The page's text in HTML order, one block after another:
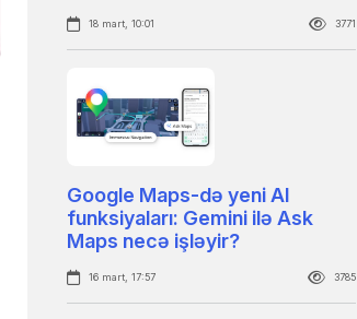
18 mart, 10:01 3771
Google Maps-də yeni AI
funksiyaları: Gemini ilə Ask
Maps necə işləyir?
16 mart, 17:57 3785